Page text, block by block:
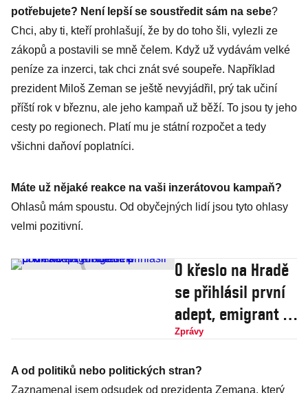
potřebujete? Není lepší se soustředit sám na sebe?
Chci, aby ti, kteří prohlašují, že by do toho šli, vylezli ze
zákopů a postavili se mně čelem. Když už vydávám velké
peníze za inzerci, tak chci znát své soupeře. Například
prezident Miloš Zeman se ještě nevyjádřil, prý tak učiní
příští rok v březnu, ale jeho kampaň už běží. To jsou ty jeho
cesty po regionech. Platí mu je státní rozpočet a tedy
všichni daňoví poplatníci.
Máte už nějaké reakce na vaši inzerátovou kampaň?
Ohlasů mám spoustu. Od obyčejných lidí jsou tyto ohlasy
velmi pozitivní.
O křeslo na Hradě
se přihlásil první
adept, emigrant a
podnikatel Igor
Zprávy
A od politiků nebo politických stran?
Zaznamenal jsem odsudek od prezidenta Zemana, který